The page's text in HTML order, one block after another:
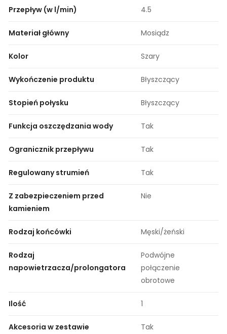
Przepływ (w l/min) 4.5
Materiał główny Mosiądz
Kolor Szary
Wykończenie produktu Błyszczący
Stopień połysku Błyszczący
Funkcja oszczędzania wody Tak
Ogranicznik przepływu Tak
Regulowany strumień Tak
Z zabezpieczeniem przed
kamieniem
Nie
Rodzaj końcówki Męski/żeński
Rodzaj
napowietrzacza/prolongatora
Podwójne
połączenie
obrotowe
Ilość 1
Akcesoria w zestawie Tak